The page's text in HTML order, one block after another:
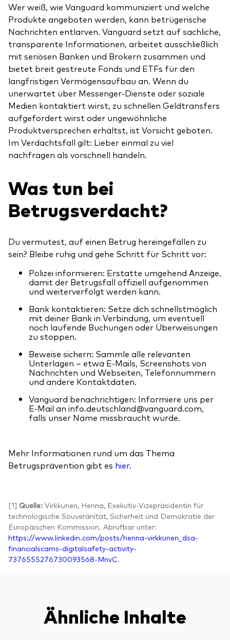
Wer weiß, wie Vanguard kommuniziert und welche
Produkte angeboten werden, kann betrügerische
Nachrichten entlarven. Vanguard setzt auf sachliche,
transparente Informationen, arbeitet ausschließlich
mit seriösen Banken und Brokern zusammen und
bietet breit gestreute Fonds und ETFs für den
langfristigen Vermögensaufbau an. Wenn du
unerwartet über Messenger-Dienste oder soziale
Medien kontaktiert wirst, zu schnellen Geldtransfers
aufgefordert wirst oder ungewöhnliche
Produktversprechen erhältst, ist Vorsicht geboten.
Im Verdachtsfall gilt: Lieber einmal zu viel
nachfragen als vorschnell handeln.
Was tun bei
Betrugsverdacht?
Du vermutest, auf einen Betrug hereingefallen zu
sein? Bleibe ruhig und gehe Schritt für Schritt vor:
Polizei informieren: Erstatte umgehend Anzeige,
damit der Betrugsfall offiziell aufgenommen
und weiterverfolgt werden kann.
Bank kontaktieren: Setze dich schnellstmöglich
mit deiner Bank in Verbindung, um eventuell
noch laufende Buchungen oder Überweisungen
zu stoppen.
Beweise sichern: Sammle alle relevanten
Unterlagen – etwa E-Mails, Screenshots von
Nachrichten und Webseiten, Telefonnummern
und andere Kontaktdaten.
Vanguard benachrichtigen: Informiere uns per
E-Mail an info.deutschland@vanguard.com,
falls unser Name missbraucht wurde.
Mehr Informationen rund um das Thema
Betrugsprävention gibt es hier.
[1] Quelle: Virkkunen, Henna, Exekutiv-Vizepräsidentin für
technologische Souveränität, Sicherheit und Demokratie der
Europäischen Kommission. Abrufbar unter:
https://www.linkedin.com/posts/henna-virkkunen_dsa-
financialscams-digitalsafety-activity-
7376555276730093568-MnvC.
Ähnliche Inhalte